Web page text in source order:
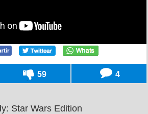
59 4
Star Wars Edition